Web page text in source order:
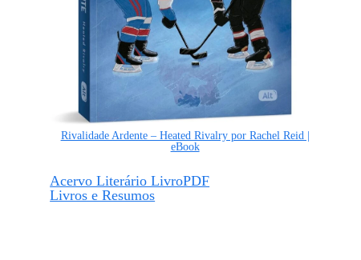
Rivalidade Ardente – Heated Rivalry por Rachel Reid |
eBook
Acervo Literário LivroPDF
Livros e Resumos